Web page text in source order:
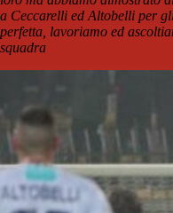
a Ceccarelli ed Altobelli per
perfetta, lavoriamo ed
squadra